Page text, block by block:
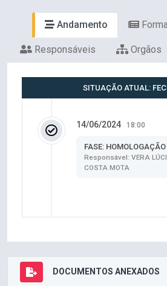
Andamento
Responsáveis Orgãos
SITUAÇÃO ATUAL:
14/06/2024 18:00
FASE:
Responsável: VERA
COSTA MOTA
DOCUMENTOS ANEXADOS